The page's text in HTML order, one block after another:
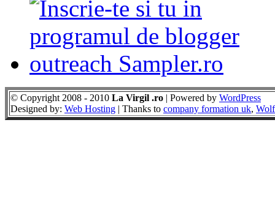
© Copyright 2008 - 2010 La Virgil .ro | Powered by WordPress
Designed by: Web Hosting | Thanks to company formation uk,